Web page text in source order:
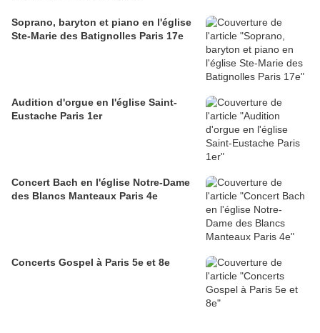
Soprano, baryton et piano en l'église
Ste-Marie des Batignolles Paris 17e
Audition d'orgue en l'église Saint-
Eustache Paris 1er
Concert Bach en l'église Notre-Dame
des Blancs Manteaux Paris 4e
Concerts Gospel à Paris 5e et 8e